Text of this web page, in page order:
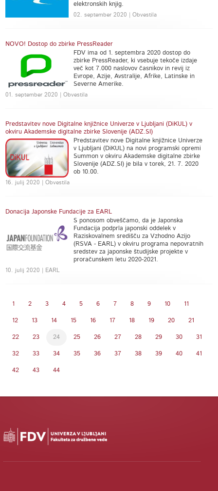
elektronskih knjig.
02. september 2020 | Obvestila
NOVO! Dostop do zbirke PressReader
FDV ima od 1. septembra 2020 dostop do
zbirke PressReader, ki vsebuje tekoče izdaje
več kot 7.000 naslovov časnikov in revij iz
Evrope, Azije, Avstralije, Afrike, Latinske in
Severne Amerike.
01. september 2020 | Obvestila
Predstavitev nove Digitalne knjižnice Univerze v Ljubljani (DiKUL) v
okviru Akademske digitalne zbirke Slovenije (ADZ.SI)
Predstavitev nove Digitalne knjižnice Univerze
v Ljubljani (DiKUL) na novi programski opremi
Summon v okviru Akademske digitalne zbirke
Slovenije (ADZ.SI) je bila v torek, 21. 7. 2020
ob 10.00.
16. julij 2020 | Obvestila
Donacija Japonske Fundacije za EARL
S ponosom obveščamo, da je Japonska
Fundacija podprla japonski oddelek v
Raziskovalnem središču za Vzhodno Azijo
(RSVA - EARL) v okviru programa nepovratnih
sredstev za japonske študijske projekte v
proračunskem letu 2020-2021.
10. julij 2020 | EARL
1 2 3 4 5 6 7 8 9 10 11
12 13 14 15 16 17 18 19 20 21
22 23 24 25 26 27 28 29 30 31
32 33 34 35 36 37 38 39 40 41
42 43 44